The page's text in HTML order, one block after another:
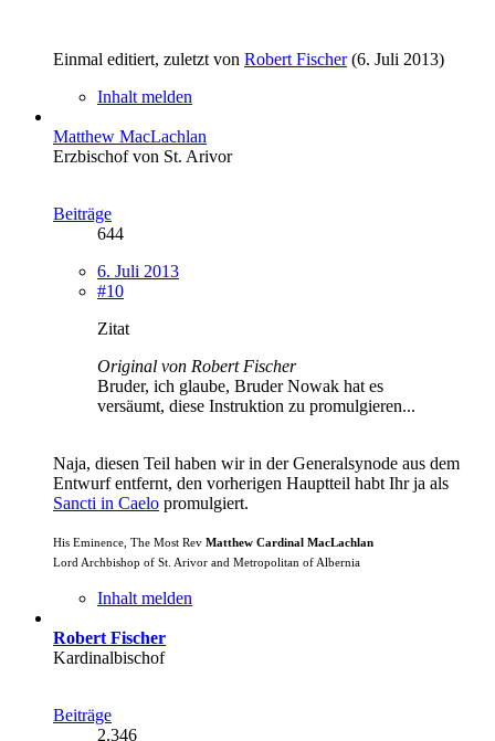
Einmal editiert, zuletzt von Robert Fischer(6. Juli 2013)
Inhalt melden
Matthew MacLachlan
Erzbischof von St. Arivor
Beiträge
644
6. Juli 2013
#10
Zitat
Original von Robert Fischer
Bruder, ich glaube, Bruder Nowak hat es
versäumt, diese Instruktion zu promulgieren...
Naja, diesen Teil haben wir in der Generalsynode aus dem
Entwurf entfernt, den vorherigen Hauptteil habt Ihr ja als
Sancti in Caelo promulgiert.
His Eminence, The Most Rev Matthew Cardinal MacLachlan
Lord Archbishop of St. Arivor and Metropolitan of Albernia
Inhalt melden
Robert Fischer
Kardinalbischof
Beiträge
2.346